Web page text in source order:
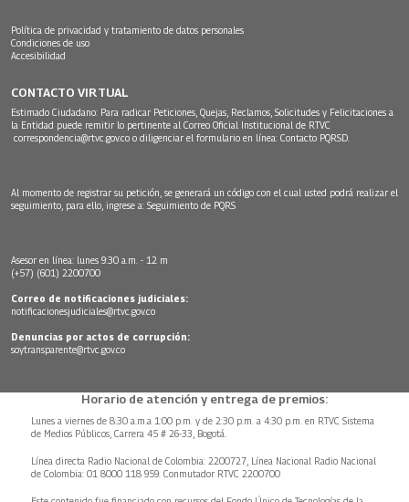
Política de privacidad y tratamiento de datos personales
Condiciones de uso
Accesibilidad
CONTACTO VIRTUAL
Estimado Ciudadano: Para radicar Peticiones, Quejas, Reclamos, Solicitudes y Felicitaciones a
la Entidad puede remitir lo pertinente al Correo Oficial Institucional de RTVC
correspondencia@rtvc.gov.co o diligenciar el formulario en línea: Contacto PQRSD.
Al momento de registrar su petición, se generará un código con el cual usted podrá realizar el
seguimiento, para ello, ingrese a: Seguimiento de PQRS
Asesor en línea: lunes 9:30 a.m. - 12 m
(+57) (601) 2200700
Correo de notificaciones judiciales:
notificacionesjudiciales@rtvc.gov.co
Denuncias por actos de corrupción:
soytransparente@rtvc.gov.co
Horario de atención y entrega de premios:
Lunes a viernes de 8:30 a.m.a 1:00 p.m. y de 2:30 p.m. a 4:30 p.m. en RTVC Sistema
de Medios Públicos, Carrera 45 # 26-33, Bogotá.
Línea directa Radio Nacional de Colombia: 2200727, Línea Nacional Radio Nacional
de Colombia: 01 8000 118 959. Conmutador RTVC 2200700